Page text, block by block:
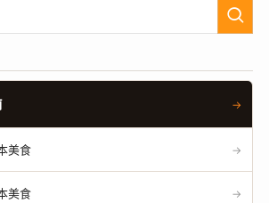
→
美食 →
美食 →